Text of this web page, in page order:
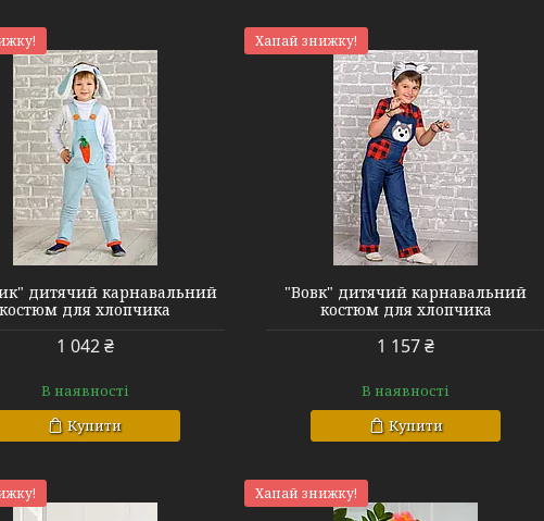
дитячий карнавальний
костюм для хлопчика
1 042 ₴
В наявності
Купити
Хапай знижку!
"Вовк" дитячий карнавальний
костюм для хлопчика
1 157 ₴
В наявності
Купити
Хапай знижку!